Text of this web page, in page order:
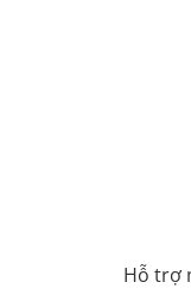
Hỗ trợ